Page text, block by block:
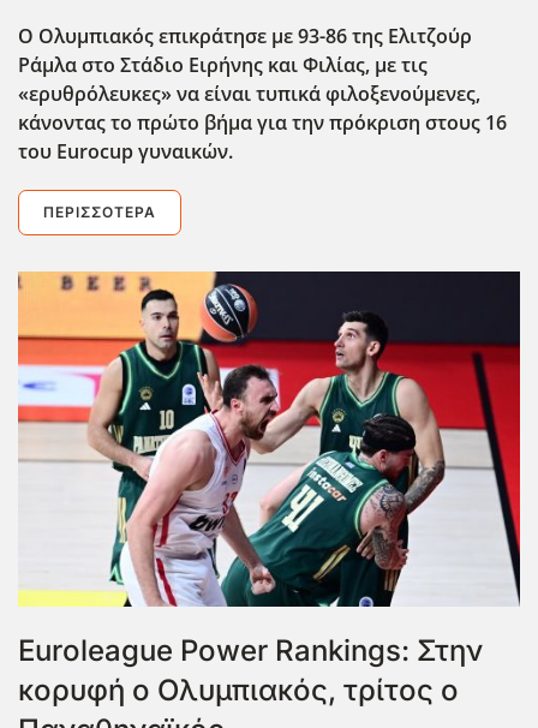
Ο Ολυμπιακός επικράτησε με 93-86 της Ελιτζούρ
Ράμλα στο Στάδιο Ειρήνης και Φιλίας, με τις
«ερυθρόλευκες» να είναι τυπικά φιλοξενούμενες,
κάνοντας το πρώτο βήμα για την πρόκριση στους 16
του Eurocup γυναικών.
ΠΕΡΙΣΣΌΤΕΡΑ
Euroleague Power Rankings: Στην
κορυφή ο Ολυμπιακός, τρίτος ο